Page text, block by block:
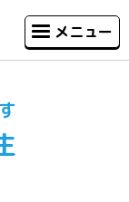
メニュー